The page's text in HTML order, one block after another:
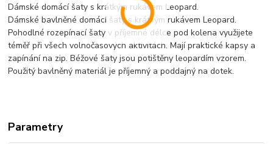
Dámské domácí šaty s krátkým rukávem Leopard.
Dámské bavlněné domácí šaty s krátkým rukávem Leopard.
Pohodlné rozepínací šaty v příjemné délce pod kolena využijete
téměř při všech volnočasových aktivitách. Mají praktické kapsy a
zapínání na zip. Béžové šaty jsou potištěny leopardím vzorem.
Použitý bavlněný materiál je příjemný a poddajný na dotek.
Parametry